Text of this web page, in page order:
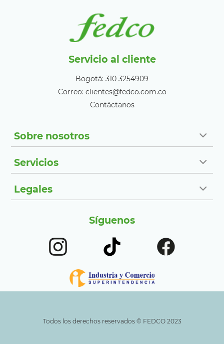
Servicio al cliente
Bogotá: 310 3254909
Correo: clientes@fedco.com.co
Contáctanos
Sobre nosotros
Servicios
Legales
Síguenos
Todos los derechos reservados ©️ FEDCO 2023